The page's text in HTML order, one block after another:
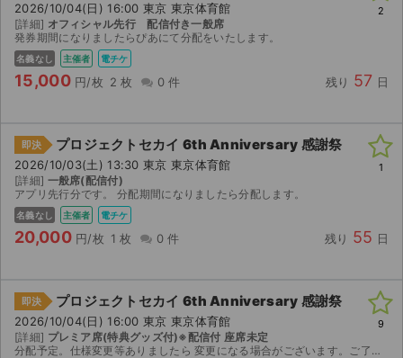
2026/10/04(日) 16:00 東京 東京体育館
[詳細] オフィシャル先行 配信付き一般席
発券期間になりましたらぴあにて分配をいたします。
名義なし 主催者 電チケ
15,000 円/枚 2 枚 0 件 残り 57 日
2
即決 プロジェクトセカイ 6th Anniversary 感謝祭
2026/10/03(土) 13:30 東京 東京体育館
[詳細] 一般席(配信付)
アプリ先行分です。 分配期間になりましたら分配します。
名義なし 主催者 電チケ
20,000 円/枚 1 枚 0 件 残り 55 日
1
即決 プロジェクトセカイ 6th Anniversary 感謝祭
2026/10/04(日) 16:00 東京 東京体育館
[詳細] プレミア席(特典グッズ付)※配信付 座席未定
分配予定。仕様変更等ありましたら 変更になる場合がございます。ご了承ください。
9